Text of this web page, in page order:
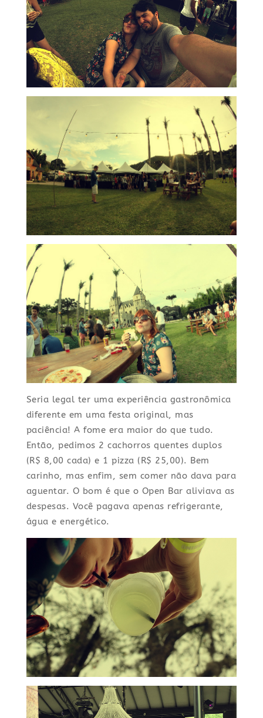
Seria legal ter uma experiência gastronômica
diferente em uma festa original, mas
paciência! A fome era maior do que tudo.
Então, pedimos 2 cachorros quentes duplos
(R$ 8,00 cada) e 1 pizza (R$ 25,00). Bem
carinho, mas enfim, sem comer não dava para
aguentar. O bom é que o Open Bar aliviava as
despesas. Você pagava apenas refrigerante,
água e energético.